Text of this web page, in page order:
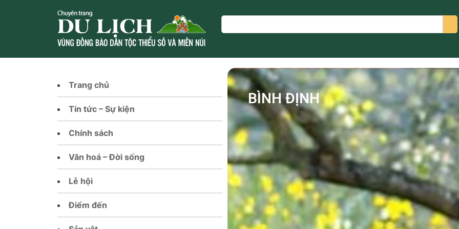
Search
Trang chủ
Tin tức – Sự kiện
Chính sách
Văn hoá – Đời sống
Lễ hội
Điểm đến
BÌNH ĐỊNH